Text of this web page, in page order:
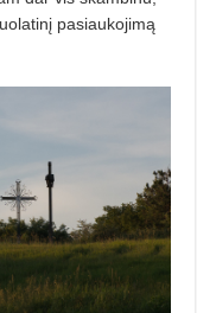
pasiaukojimą